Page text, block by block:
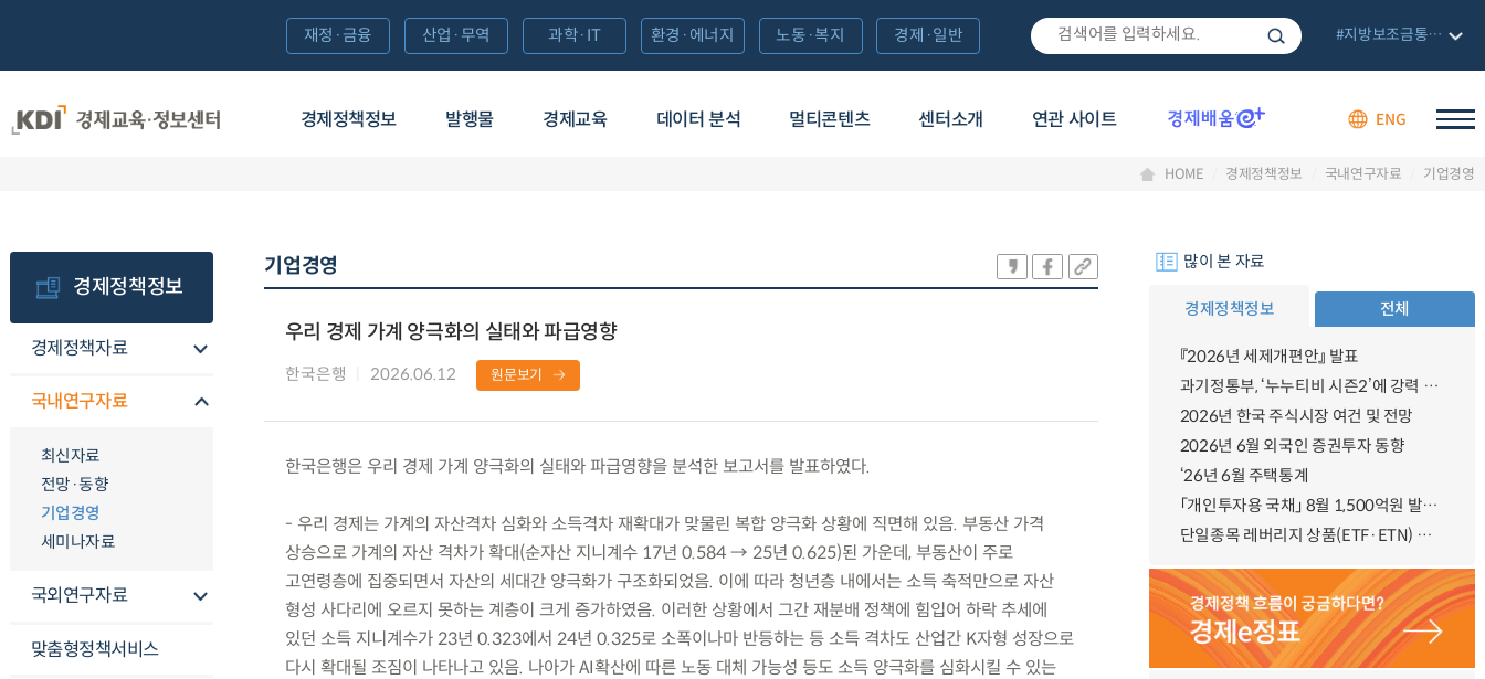
경제정책정보 발행물 경제교육 데이터 분석 멀티콘텐츠 센터소개 연관 사이트 ENG
재정·금융 산업·무역 과학·IT 환경·에너지 노동·복지 경제·일반 #지방보조금통합관리망
HOME 경제정책정보 국내연구자료 기업경영
경제정책정보
경제정책자료
국내연구자료
최신자료
전망·동향
기업경영
세미나자료
국외연구자료
맞춤형정책서비스
기업경영
우리 경제 가계 양극화의 실태와 파급영향
한국은행 2026.06.12 원문보기
한국은행은 우리 경제 가계 양극화의 실태와 파급영향을 분석한 보고서를 발표하였다.
- 우리 경제는 가계의 자산격차 심화와 소득격차 재확대가 맞물린 복합 양극화 상황에 직면해 있음. 부동산 가격
상승으로 가계의 자산 격차가 확대(순자산 지니계수 17년 0.584 → 25년 0.625)된 가운데, 부동산이 주로
고연령층에 집중되면서 자산의 세대간 양극화가 구조화되었음. 이에 따라 청년층 내에서는 소득 축적만으로 자산
형성 사다리에 오르지 못하는 계층이 크게 증가하였음. 이러한 상황에서 그간 재분배 정책에 힘입어 하락 추세에
있던 소득 지니계수가 23년 0.323에서 24년 0.325로 소폭이나마 반등하는 등 소득 격차도 산업간 K자형 성장으로
다시 확대될 조짐이 나타나고 있음. 나아가 AI확산에 따른 노동 대체 가능성 등도 소득 양극화를 심화시킬 수 있는
많이 본 자료
경제정책정보 전체
『2026년 세제개편안』 발표
과기정통부, ‘누누티비 시즌2’에 강력 대응 의지 밝혀
2026년 한국 주식시장 여건 및 전망
2026년 6월 외국인 증권투자 동향
‘26년 6월 주택통계
「개인투자용 국채」 8월 1,500억원 발행 예정
단일종목 레버리지 상품(ETF·ETN) 기본예탁금 강화 조기시행 방안 안내